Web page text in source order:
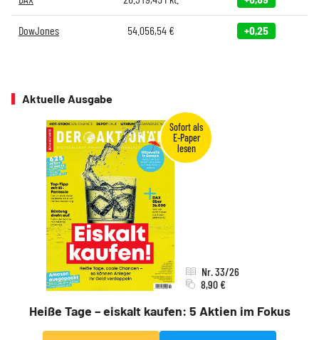
DowJones 54.056,54€ +0,25
Aktuelle Ausgabe
Heiße Tage – eiskalt kaufen: 5 Aktien im Fokus
Nr. 33/26
8,90 €